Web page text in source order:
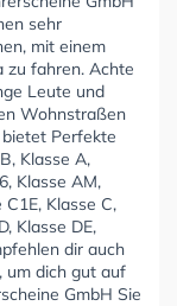
sehr
mit einem
zu fahren. Achte
Leute und
Wohnstraßen
Perfekte
Klasse A,
Klasse AM,
Klasse C,
Klasse DE,
dir auch
um dich gut auf
GmbH Sie